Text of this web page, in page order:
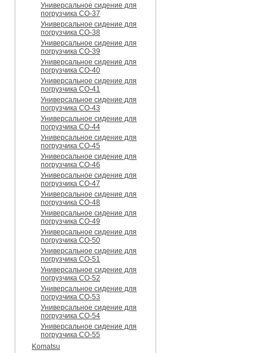
Универсальное сидение для
погрузчика CO-37
Универсальное сидение для
погрузчика CO-38
Универсальное сидение для
погрузчика CO-39
Универсальное сидение для
погрузчика CO-40
Универсальное сидение для
погрузчика CO-41
Универсальное сидение для
погрузчика CO-43
Универсальное сидение для
погрузчика CO-44
Универсальное сидение для
погрузчика CO-45
Универсальное сидение для
погрузчика CO-46
Универсальное сидение для
погрузчика CO-47
Универсальное сидение для
погрузчика CO-48
Универсальное сидение для
погрузчика CO-49
Универсальное сидение для
погрузчика CO-50
Универсальное сидение для
погрузчика CO-51
Универсальное сидение для
погрузчика CO-52
Универсальное сидение для
погрузчика CO-53
Универсальное сидение для
погрузчика CO-54
Универсальное сидение для
погрузчика CO-55
Komatsu